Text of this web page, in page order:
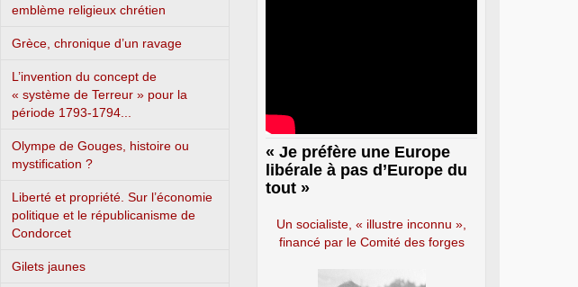
emblème religieux chrétien
Grèce, chronique d’un ravage
L’invention du concept de
« système de Terreur » pour la
période 1793-1794...
Olympe de Gouges, histoire ou
mystification ?
Liberté et propriété. Sur l’économie
politique et le républicanisme de
Condorcet
Gilets jaunes
« Je préfère une Europe
libérale à pas d’Europe du
tout »
Un socialiste, « illustre inconnu »,
financé par le Comité des forges